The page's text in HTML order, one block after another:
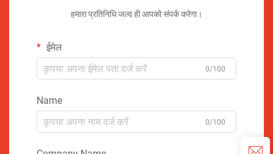
हमारा प्रतिनिधि जल्द ही आपको संपर्क करेगा।
ईमेल
0/100
Name
0/100